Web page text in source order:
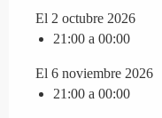
El 2 octubre 2026
21:00 a 00:00
El 6 noviembre 2026
21:00 a 00:00